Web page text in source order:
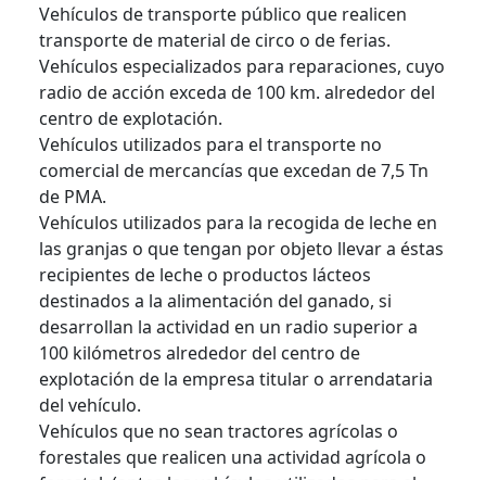
Vehículos de transporte público que realicen
transporte de material de circo o de ferias.
Vehículos especializados para reparaciones, cuyo
radio de acción exceda de 100 km. alrededor del
centro de explotación.
Vehículos utilizados para el transporte no
comercial de mercancías que excedan de 7,5 Tn
de PMA.
Vehículos utilizados para la recogida de leche en
las granjas o que tengan por objeto llevar a éstas
recipientes de leche o productos lácteos
destinados a la alimentación del ganado, si
desarrollan la actividad en un radio superior a
100 kilómetros alrededor del centro de
explotación de la empresa titular o arrendataria
del vehículo.
Vehículos que no sean tractores agrícolas o
forestales que realicen una actividad agrícola o